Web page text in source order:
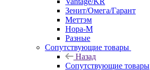
Зенит/Омега/Гарант
Меттэм
Нора-М
Разные
Сопутствующие товары
Назад
Сопутствующие товары